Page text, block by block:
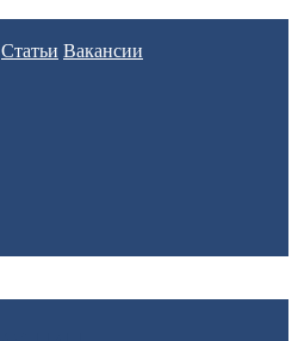
Статьи Вакансии